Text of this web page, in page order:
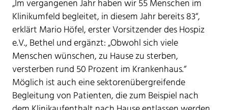
„Im vergangenen Jahr haben wir 55 Menschen im
Klinikumfeld begleitet, in diesem Jahr bereits 83“,
erklärt Mario Höfel, erster Vorsitzender des Hospiz
e.V., Bethel und ergänzt: „Obwohl sich viele
Menschen wünschen, zu Hause zu sterben,
versterben rund 50 Prozent im Krankenhaus.“
Möglich ist auch eine sektorenübergreifende
Begleitung von Patienten, die zum Beispiel nach